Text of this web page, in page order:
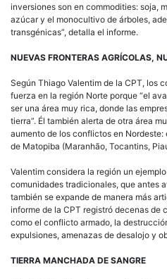
inversiones son en commodities: soja,
azúcar y el monocultivo de árboles,
transgénicas”, detalla el informe.
NUEVAS FRONTERAS AGRÍCOLAS,
Según Thiago Valentim de la CPT, los
fuerza en la región Norte porque “el
ser una área muy rica, donde las
tierra”. Él también alerta de otra área
aumento de los conflictos en
de Matopiba (Maranhão, Tocantins,
Valentim considera la región un
comunidades tradicionales, que antes
también se expande de manera más
informe de la CPT registró decenas de
como el conflicto armado, la
expulsiones, amenazas de desalojo y
TIERRA MANCHADA DE SANGRE